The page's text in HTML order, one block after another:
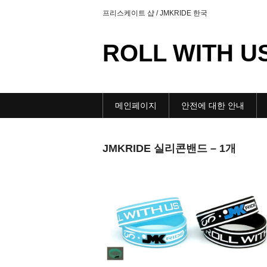
프리스케이트 샵 / JMKRIDE 한국
ROLL WITH
메인페이지 안전에 대한 안내
JMKRIDE 실리콘밴드 – 1개